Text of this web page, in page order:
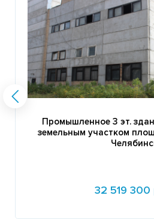
Промышленное 3 эт.
земельным участком
32 519 300